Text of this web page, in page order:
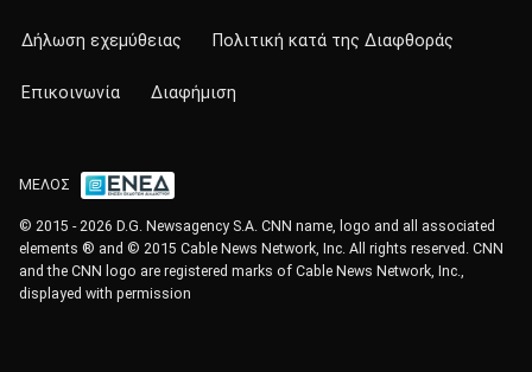
Δήλωση εχεμύθειας Πολιτική κατά της Διαφθοράς
Επικοινωνία Διαφήμιση
ΜΕΛΟΣ
© 2015 - 2026 D.G. Newsagency S.A. CNN name, logo and all associated
elements ® and © 2015 Cable News Network, Inc. All rights reserved. CNN
and the CNN logo are registered marks of Cable News Network, Inc.,
displayed with permission